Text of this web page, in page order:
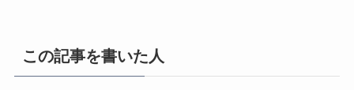
この記事を書いた人